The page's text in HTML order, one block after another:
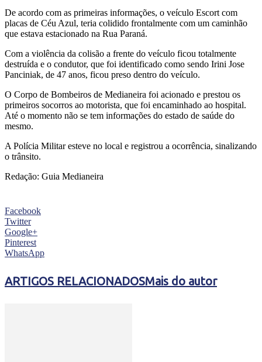
De acordo com as primeiras informações, o veículo Escort com
placas de Céu Azul, teria colidido frontalmente com um caminhão
que estava estacionado na Rua Paraná.
Com a violência da colisão a frente do veículo ficou totalmente
destruída e o condutor, que foi identificado como sendo Irini Jose
Panciniak, de 47 anos, ficou preso dentro do veículo.
O Corpo de Bombeiros de Medianeira foi acionado e prestou os
primeiros socorros ao motorista, que foi encaminhado ao hospital.
Até o momento não se tem informações do estado de saúde do
mesmo.
A Polícia Militar esteve no local e registrou a ocorrência, sinalizando
o trânsito.
Redação: Guia Medianeira
Facebook
Twitter
Google+
Pinterest
WhatsApp
ARTIGOS RELACIONADOSMais do autor